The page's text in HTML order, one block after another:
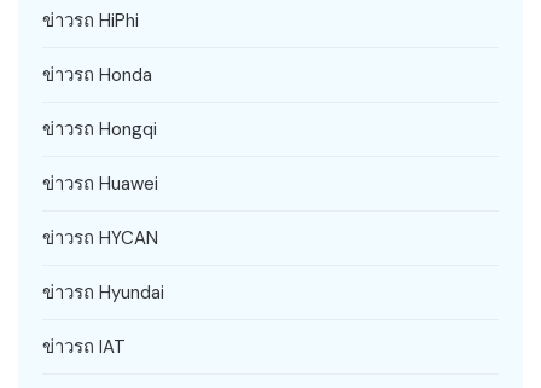
ข่าวรถ HiPhi
ข่าวรถ Honda
ข่าวรถ Hongqi
ข่าวรถ Huawei
ข่าวรถ HYCAN
ข่าวรถ Hyundai
ข่าวรถ IAT